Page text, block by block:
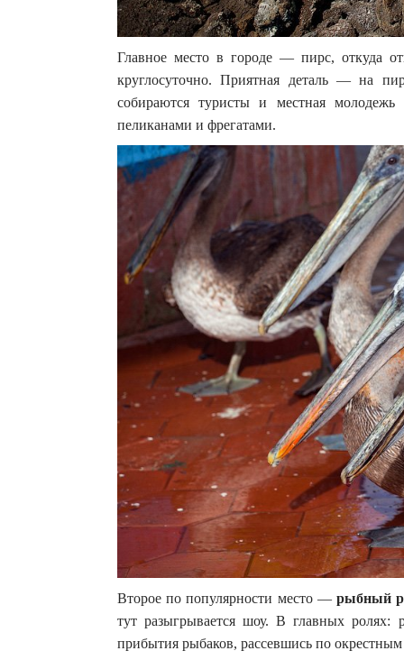
Главное место в городе — пирс, откуда
круглосуточно. Приятная деталь — на
собираются туристы и местная молодежь
пеликанами и фрегатами.
Второе по популярности место — рыбный
тут разыгрывается шоу. В главных
прибытия рыбаков, рассевшись по